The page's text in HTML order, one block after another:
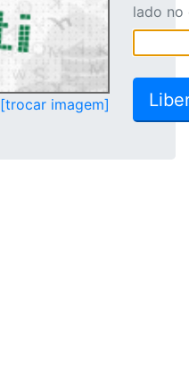
[trocar imagem]
lado no